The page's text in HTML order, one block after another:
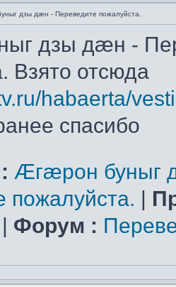
дзы дæн - Переведите пожалуйста.
дзы дæн -
Взято отсюда
habaerta/
спасибо
Æгæрон буныг
пожалуйста. |
Форум :